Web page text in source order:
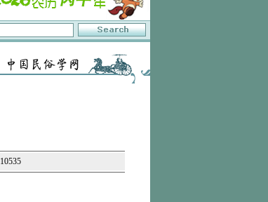
·中国民俗学会第十一届代表大会暨2026年年会征文启事